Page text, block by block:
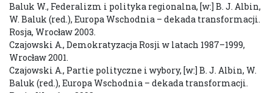
Baluk W., Federalizm i polityka regionalna, [w:] B. J. Albin,
W. Baluk (red.), Europa Wschodnia – dekada transformacji.
Rosja, Wrocław 2003.
Czajowski A., Demokratyzacja Rosji w latach 1987–1999,
Wrocław 2001.
Czajowski A., Partie polityczne i wybory, [w:] B. J. Albin, W.
Baluk (red.), Europa Wschodnia – dekada transformacji.